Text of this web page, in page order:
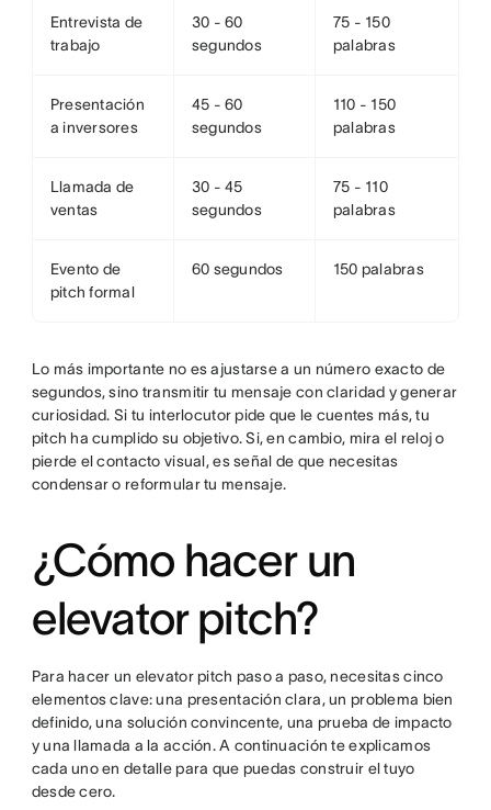
Entrevista de
trabajo
30 - 60
segundos
75 - 150
palabras
Presentación
a inversores
45 - 60
segundos
110 - 150
palabras
Llamada de
ventas
30 - 45
segundos
75 - 110
palabras
Evento de
pitch formal
60 segundos 150 palabras
Lo más importante no es ajustarse a un número exacto de
segundos, sino transmitir tu mensaje con claridad y generar
curiosidad. Si tu interlocutor pide que le cuentes más, tu
pitch ha cumplido su objetivo. Si, en cambio, mira el reloj o
pierde el contacto visual, es señal de que necesitas
condensar o reformular tu mensaje.
¿Cómo hacer un
elevator pitch?
Para hacer un elevator pitch paso a paso, necesitas cinco
elementos clave: una presentación clara, un problema bien
definido, una solución convincente, una prueba de impacto
y una llamada a la acción. A continuación te explicamos
cada uno en detalle para que puedas construir el tuyo
desde cero.